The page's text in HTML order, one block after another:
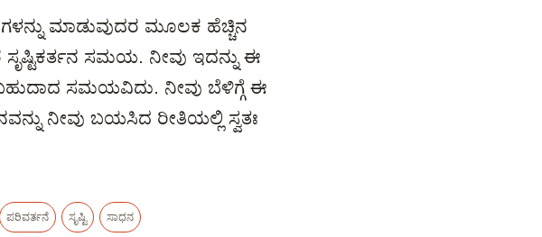
ಮಾಡುವುದರ ಮೂಲಕ ಹೆಚ್ಚಿನ
ಸಮಯ. ನೀವು ಇದನ್ನು ಈ
ಸಮಯವಿದು. ನೀವು ಬೆಳಿಗ್ಗೆ ಈ
ನೀವು ಬಯಸಿದ ರೀತಿಯಲ್ಲಿ ಸ್ವತಃ
ಪರಿವರ್ತನೆ ಸೃಷ್ಟಿ ಸಾಧನ